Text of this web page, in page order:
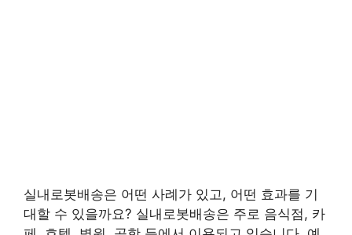
실내로봇배송은 어떤 사례가 있고, 어떤 효과를 기
대할 수 있을까요? 실내로봇배송은 주로 음식점, 카